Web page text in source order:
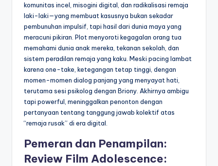
komunitas incel, misogini digital, dan radikalisasi remaja
laki-laki—yang membuat kasusnya bukan sekadar
pembunuhan impulsif, tapi hasil dari dunia maya yang
meracuni pikiran. Plot menyoroti kegagalan orang tua
memahami dunia anak mereka, tekanan sekolah, dan
sistem peradilan remaja yang kaku. Meski pacing lambat
karena one-take, ketegangan tetap tinggi, dengan
momen-momen dialog panjang yang menyayat hati,
terutama sesi psikolog dengan Briony. Akhirnya ambigu
tapi powerful, meninggalkan penonton dengan
pertanyaan tentang tanggung jawab kolektif atas
“remaja rusak” di era digital.
Pemeran dan Penampilan:
Review Film Adolescence: